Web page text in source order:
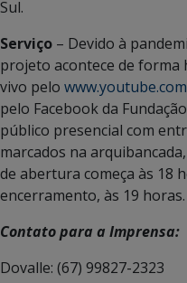
Sul.
Serviço – Devido à
projeto acontece de forma
vivo pelo
pelo Facebook da
público presencial com
marcados na
de abertura começa às 18
encerramento, às 19 horas.
Contato para a Imprensa:
Dovalle: (67) 99827-2323